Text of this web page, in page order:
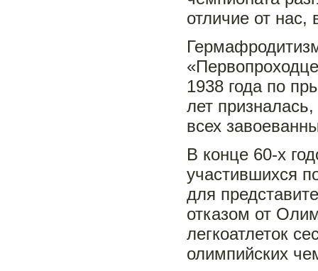
отличие от нас,
1938 года по
лет
всех
В конце 60-х
участившихся
для
отказом от
легкоатлеток
олимпийских